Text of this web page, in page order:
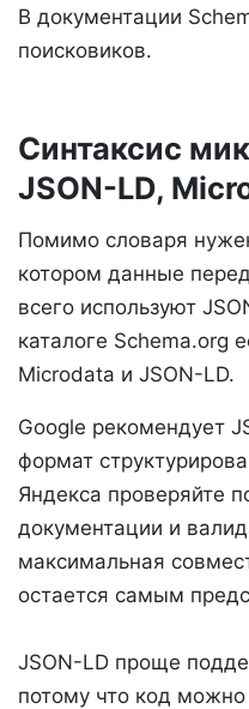
В документации
поисковиков.
Синтаксис
JSON-LD,
Помимо словаря
котором данные
всего используют
каталоге Schema.org
Microdata и JSON-LD.
Google рекомендует
формат
Яндекса проверяйте
документации и
максимальная
остается самым
JSON-LD проще
потому что код